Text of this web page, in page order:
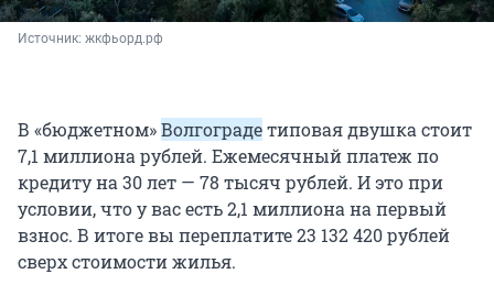
Источник: жкфьорд.рф
В «бюджетном»Волгоградетиповая двушка стоит
7,1 миллиона рублей. Ежемесячный платеж по
кредиту на 30 лет — 78 тысяч рублей. И это при
условии, что у вас есть 2,1 миллиона на первый
взнос. В итоге вы переплатите 23 132 420 рублей
сверх стоимости жилья.